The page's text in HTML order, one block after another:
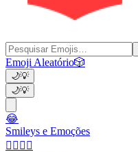
Emoji Aleatório🎲
🌙💡
🌙💡
😂
Smileys e Emoções
👩‍❤️‍💋‍👨